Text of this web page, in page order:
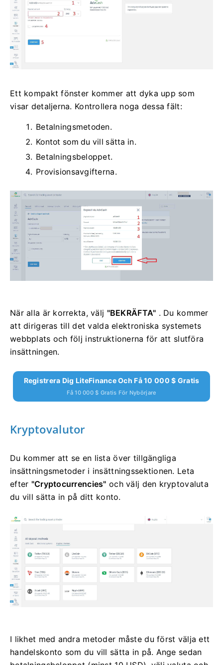
Ett kompakt fönster kommer att dyka upp som
visar detaljerna. Kontrollera noga dessa fält:
Betalningsmetoden.
Kontot som du vill sätta in.
Betalningsbeloppet.
Provisionsavgifterna.
När alla är korrekta, välj "BEKRÄFTA" . Du kommer
att dirigeras till det valda elektroniska systemets
webbplats och följ instruktionerna för att slutföra
insättningen.
Registrera Dig LiteFinance Och Få 10 000 $ Gratis
Få 10 000 $ Gratis För Nybörjare
Kryptovalutor
Du kommer att se en lista över tillgängliga
insättningsmetoder i insättningssektionen. Leta
efter "Cryptocurrencies" och välj den kryptovaluta
du vill sätta in på ditt konto.
I likhet med andra metoder måste du först välja ett
handelskonto som du vill sätta in på. Ange sedan